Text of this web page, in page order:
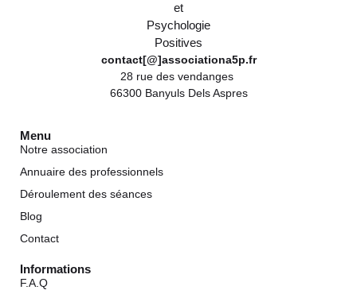
contact[@]associationa5p.fr
28 rue des vendanges
66300 Banyuls Dels Aspres
Menu
Notre association
Annuaire des professionnels
Déroulement des séances
Blog
Contact
Informations
F.A.Q